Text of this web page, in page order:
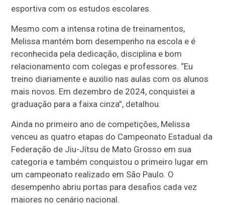
esportiva com os estudos escolares.
Mesmo com a intensa rotina de treinamentos,
Melissa mantém bom desempenho na escola e é
reconhecida pela dedicação, disciplina e bom
relacionamento com colegas e professores. “Eu
treino diariamente e auxilio nas aulas com os alunos
mais novos. Em dezembro de 2024, conquistei a
graduação para a faixa cinza”, detalhou.
Ainda no primeiro ano de competições, Melissa
venceu as quatro etapas do Campeonato Estadual da
Federação de Jiu-Jítsu de Mato Grosso em sua
categoria e também conquistou o primeiro lugar em
um campeonato realizado em São Paulo. O
desempenho abriu portas para desafios cada vez
maiores no cenário nacional.